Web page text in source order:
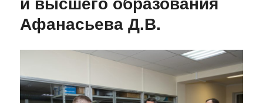
Афанасьева Д.В.